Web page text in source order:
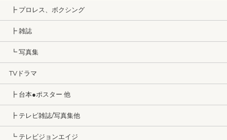
┣ プロレス、ボクシング
┣ 雑誌
┗ 写真集
TVドラマ
┣ 台本●ポスター 他
┣ テレビ雑誌/写真集他
┗ テレビジョンエイジ